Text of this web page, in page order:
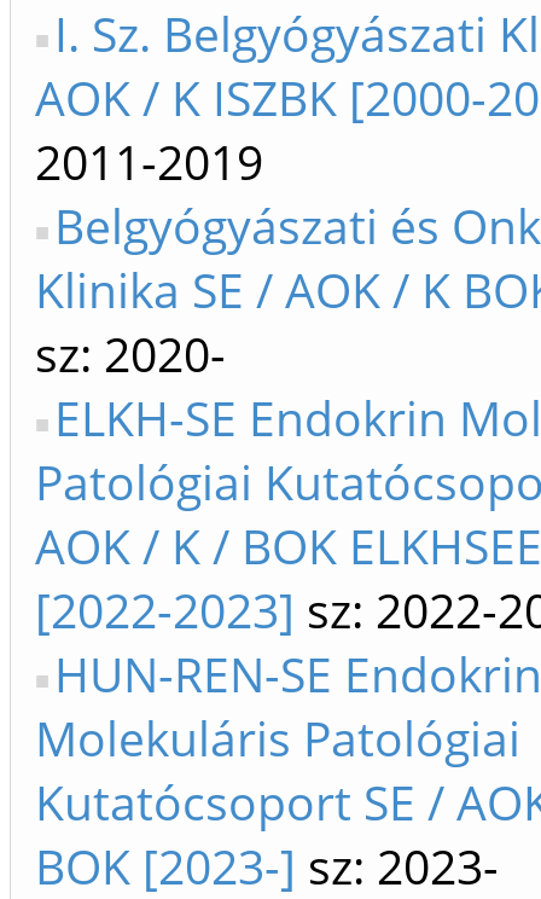
I. Sz. Belgyógyászati
AOK / K ISZBK [2000-
2011-2019
Belgyógyászati és
Klinika SE / AOK / K
sz: 2020-
ELKH-SE Endokrin
Patológiai
AOK / K / BOK
[2022-2023] sz: 2022-
HUN-REN-SE Endokrin
Molekuláris Patológiai
Kutatócsoport SE /
BOK [2023-] sz: 2023-